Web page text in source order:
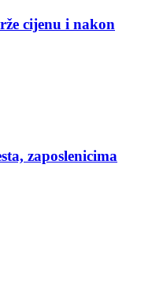
cijenu i nakon
zaposlenicima